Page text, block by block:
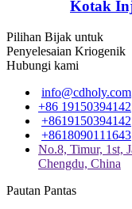
Kotak
Pilihan Bijak untuk
Penyelesaian Kriogenik
Hubungi kami
info@cdholy.com
+86 19150394142
+8619150394142
+8618090111643
No.8, Timur, 1st,
Chengdu, China
Pautan Pantas